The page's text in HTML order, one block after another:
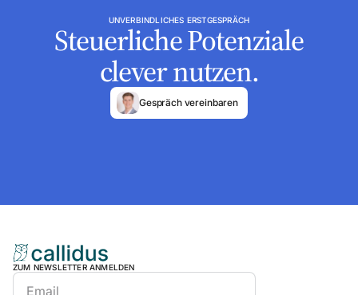
UNVERBINDLICHES ERSTGESPRÄCH
Steuerliche Potenziale
clever nutzen.
Gespräch vereinbaren
ZUM NEWSLETTER ANMELDEN